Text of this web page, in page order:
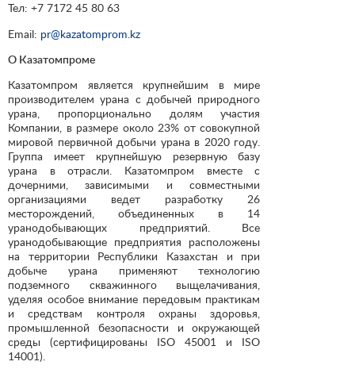
Тел: +7 7172 45 80 63
Email: pr@kazatomprom.kz
О Казатомпроме
Казатомпром является крупнейшим в мире
производителем урана с добычей природного
урана, пропорционально долям участия
Компании, в размере около 23% от совокупной
мировой первичной добычи урана в 2020 году.
Группа имеет крупнейшую резервную базу
урана в отрасли. Казатомпром вместе с
дочерними, зависимыми и совместными
организациями ведет разработку 26
месторождений, объединенных в 14
уранодобывающих предприятий. Все
уранодобывающие предприятия расположены
на территории Республики Казахстан и при
добыче урана применяют технологию
подземного скважинного выщелачивания,
уделяя особое внимание передовым практикам
и средствам контроля охраны здоровья,
промышленной безопасности и окружающей
среды (сертифицированы ISO 45001 и ISO
14001).